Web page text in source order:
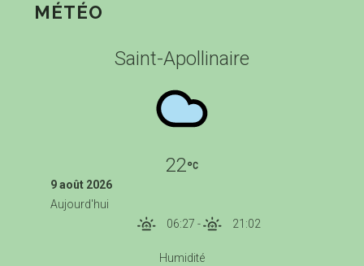
MÉTÉO
Saint-Apollinaire
22
9 août 2026
Aujourd'hui
06:27 - 21:02
Humidité